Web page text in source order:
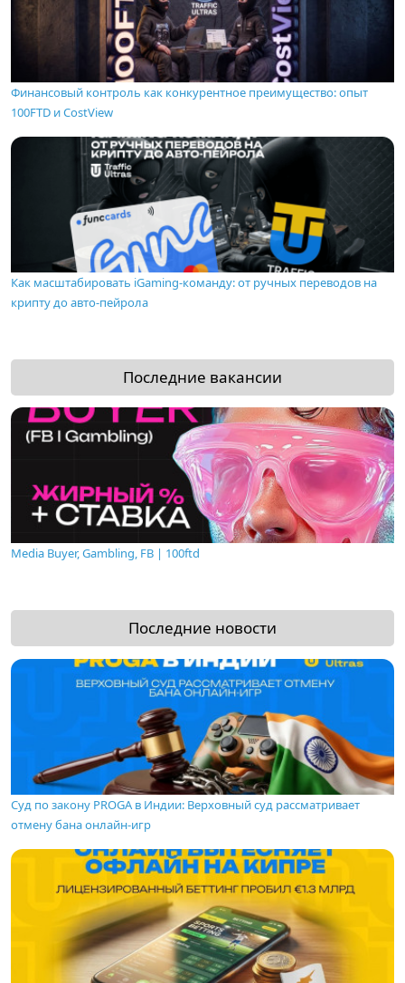
Финансовый контроль как конкурентное преимущество: опыт
100FTD и CostView
Как масштабировать iGaming-команду: от ручных переводов на
крипту до авто-пейрола
Последние вакансии
Media Buyer, Gambling, FB | 100ftd
Последние новости
Суд по закону PROGA в Индии: Верховный суд рассматривает
отмену бана онлайн-игр